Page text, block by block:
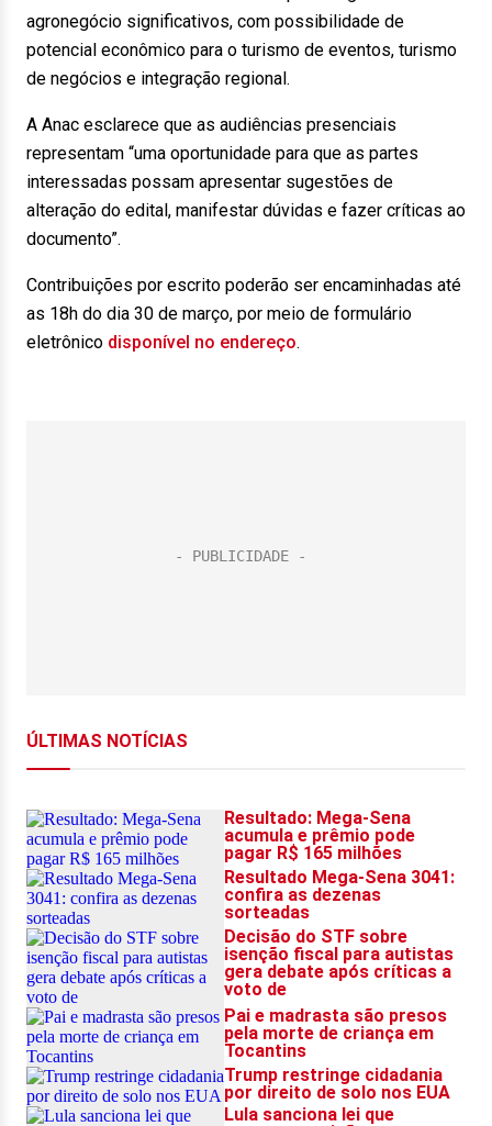
agronegócio significativos, com possibilidade de
potencial econômico para o turismo de eventos, turismo
de negócios e integração regional.
A Anac esclarece que as audiências presenciais
representam “uma oportunidade para que as partes
interessadas possam apresentar sugestões de
alteração do edital, manifestar dúvidas e fazer críticas ao
documento”.
Contribuições por escrito poderão ser encaminhadas até
as 18h do dia 30 de março, por meio de formulário
eletrônico disponível no endereço.